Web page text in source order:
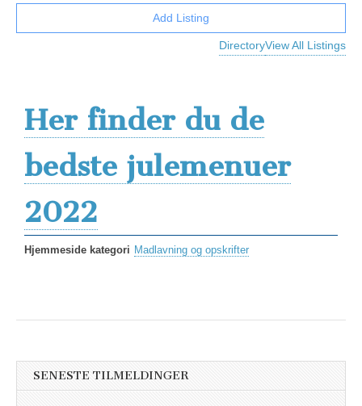
DirectoryView All Listings
Add Listing
Her finder du de
bedste julemenuer
2022
Hjemmeside kategori Madlavning og opskrifter
SENESTE TILMELDINGER